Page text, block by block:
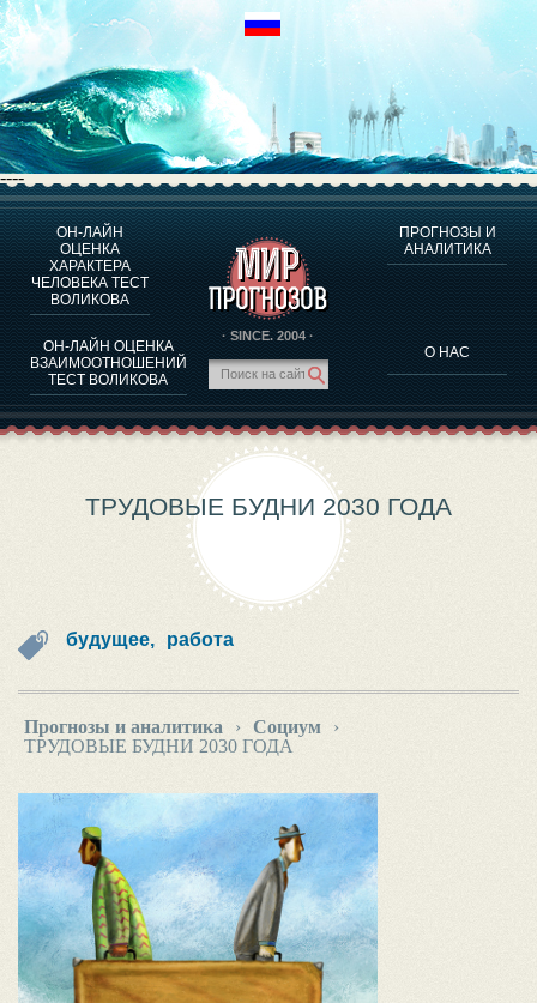
----
ОН-ЛАЙН
ОЦЕНКА
ХАРАКТЕРА
ЧЕЛОВЕКА ТЕСТ
ВОЛИКОВА
ОН-ЛАЙН ОЦЕНКА
ВЗАИМООТНОШЕНИЙ
ТЕСТ ВОЛИКОВА
· SINCE. 2004 ·
ПРОГНОЗЫ И
АНАЛИТИКА
О НАС
О ПРОГРАММЕ
ОЦЕНКА ХАРАКТЕРA ЧЕЛОВЕКА
ОЦЕНКА ХАРАКТЕРА ВЫДАЮЩИХСЯ ЛИЧНОСТЕЙ
О ПРОГРАММЕ
ТЕСТ НА СОВМЕСТИМОСТЬ ВОЛИКОВА
ПРОГНОЗЫ И АНАЛИТИКА
ТРУДОВЫЕ БУДНИ 2030 ГОДА
будущее, работа
Прогнозы и аналитика › Социум
›
ТРУДОВЫЕ БУДНИ 2030 ГОДА